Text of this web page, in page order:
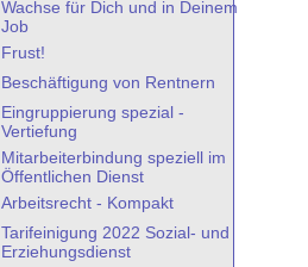
Wachse für Dich und in Deinem
Job
Frust!
Beschäftigung von Rentnern
Eingruppierung spezial -
Vertiefung
Mitarbeiterbindung speziell im
Öffentlichen Dienst
Arbeitsrecht - Kompakt
Tarifeinigung 2022 Sozial- und
Erziehungsdienst